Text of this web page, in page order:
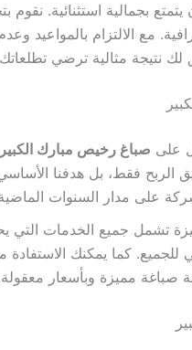
بجمالية استثنائية. نقوم
مع الالتزام بالمواعيد
لك نتيجة مثالية ترضي
على صباغ رخيص مبارك الكبير
الربح فقط، بل هدفنا
على مدار السنوات
تشمل جميع الخدمات التي
للجميع. كما يمكنك
صباغة مميزة وبأسعار